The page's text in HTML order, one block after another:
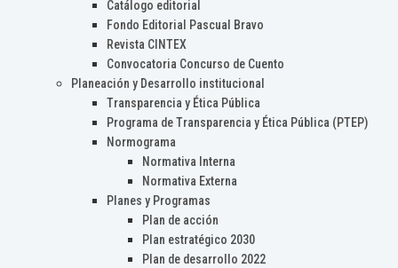
Catálogo editorial
Fondo Editorial Pascual Bravo
Revista CINTEX
Convocatoria Concurso de Cuento
Planeación y Desarrollo institucional
Transparencia y Ética Pública
Programa de Transparencia y Ética Pública (PTEP)
Normograma
Normativa Interna
Normativa Externa
Planes y Programas
Plan de acción
Plan estratégico 2030
Plan de desarrollo 2022